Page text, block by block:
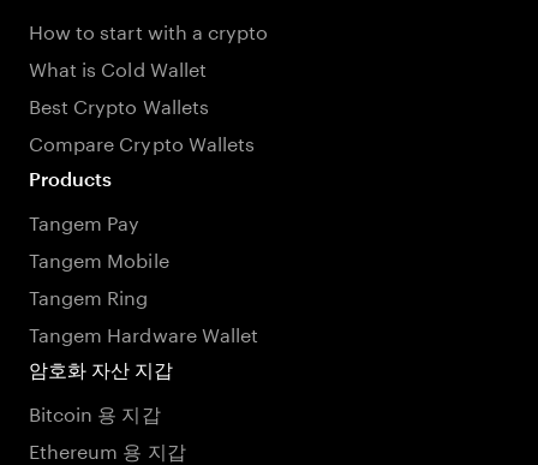
How to start with a crypto
What is Cold Wallet
Best Crypto Wallets
Compare Crypto Wallets
Products
Tangem Pay
Tangem Mobile
Tangem Ring
Tangem Hardware Wallet
암호화 자산 지갑
Bitcoin 용 지갑
Ethereum 용 지갑